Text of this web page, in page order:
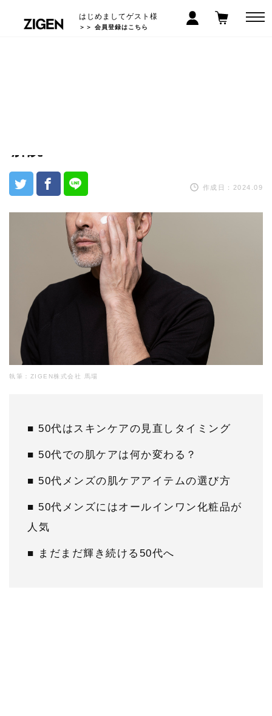
はじめましてゲスト様
＞＞ 会員登録はこちら
作成日：2024.09
執筆：ZIGEN株式会社 馬場
■ 50代はスキンケアの見直しタイミング
■ 50代での肌ケアは何か変わる？
■ 50代メンズの肌ケアアイテムの選び方
■ 50代メンズにはオールインワン化粧品が
人気
■ まだまだ輝き続ける50代へ